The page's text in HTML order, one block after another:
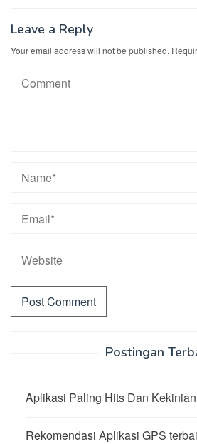
Leave a Reply
Your email address will not be published.
Postingan
Aplikasi Paling Hits Dan
Rekomendasi Aplikasi GPS